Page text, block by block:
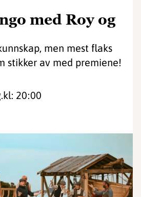
med Roy og
men mest flaks
stikker av med premiene!
kl: 20:00